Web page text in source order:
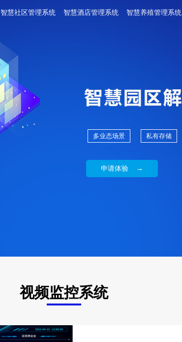
智慧社区管理系统 智慧酒店管理系统 智慧养殖管理系统
多业态场景 私有存储
申请体验 →
视频监控系统